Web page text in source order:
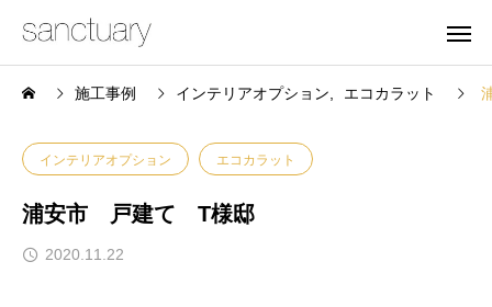
施工事例 インテリアオプション エコカラット
インテリアオプション エコカラット
浦安市 戸建て T様邸
2020.11.22